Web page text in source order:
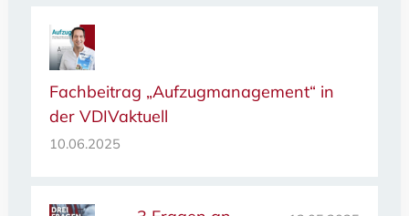
Fachbeitrag „Aufzugmanagement“ in
der VDIVaktuell
10.06.2025